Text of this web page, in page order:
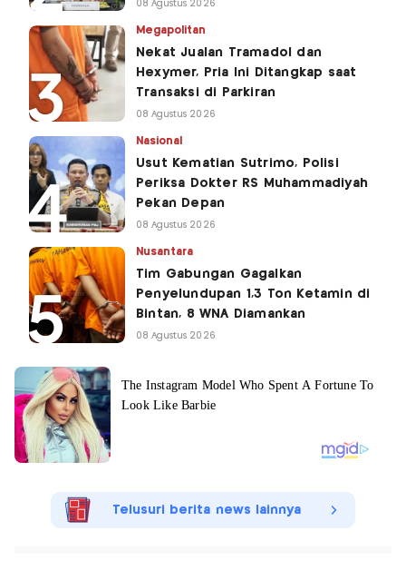
08 Agustus 2026
Megapolitan
Nekat Jualan Tramadol dan
Hexymer, Pria Ini Ditangkap saat
Transaksi di Parkiran
08 Agustus 2026
Nasional
Usut Kematian Sutrimo, Polisi
Periksa Dokter RS Muhammadiyah
Pekan Depan
08 Agustus 2026
Nusantara
Tim Gabungan Gagalkan
Penyelundupan 1,3 Ton Ketamin di
Bintan, 8 WNA Diamankan
08 Agustus 2026
Telusuri berita news lainnya